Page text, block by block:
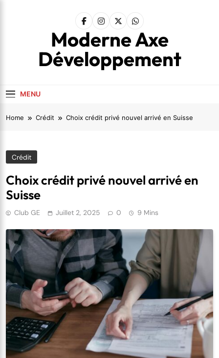
Moderne Axe
Développement
MENU
Home Crédit Choix crédit privé nouvel arrivé en Suisse
Crédit
Choix crédit privé nouvel arrivé en
Suisse
Club GE Juillet 2, 2025 0 9 Mins